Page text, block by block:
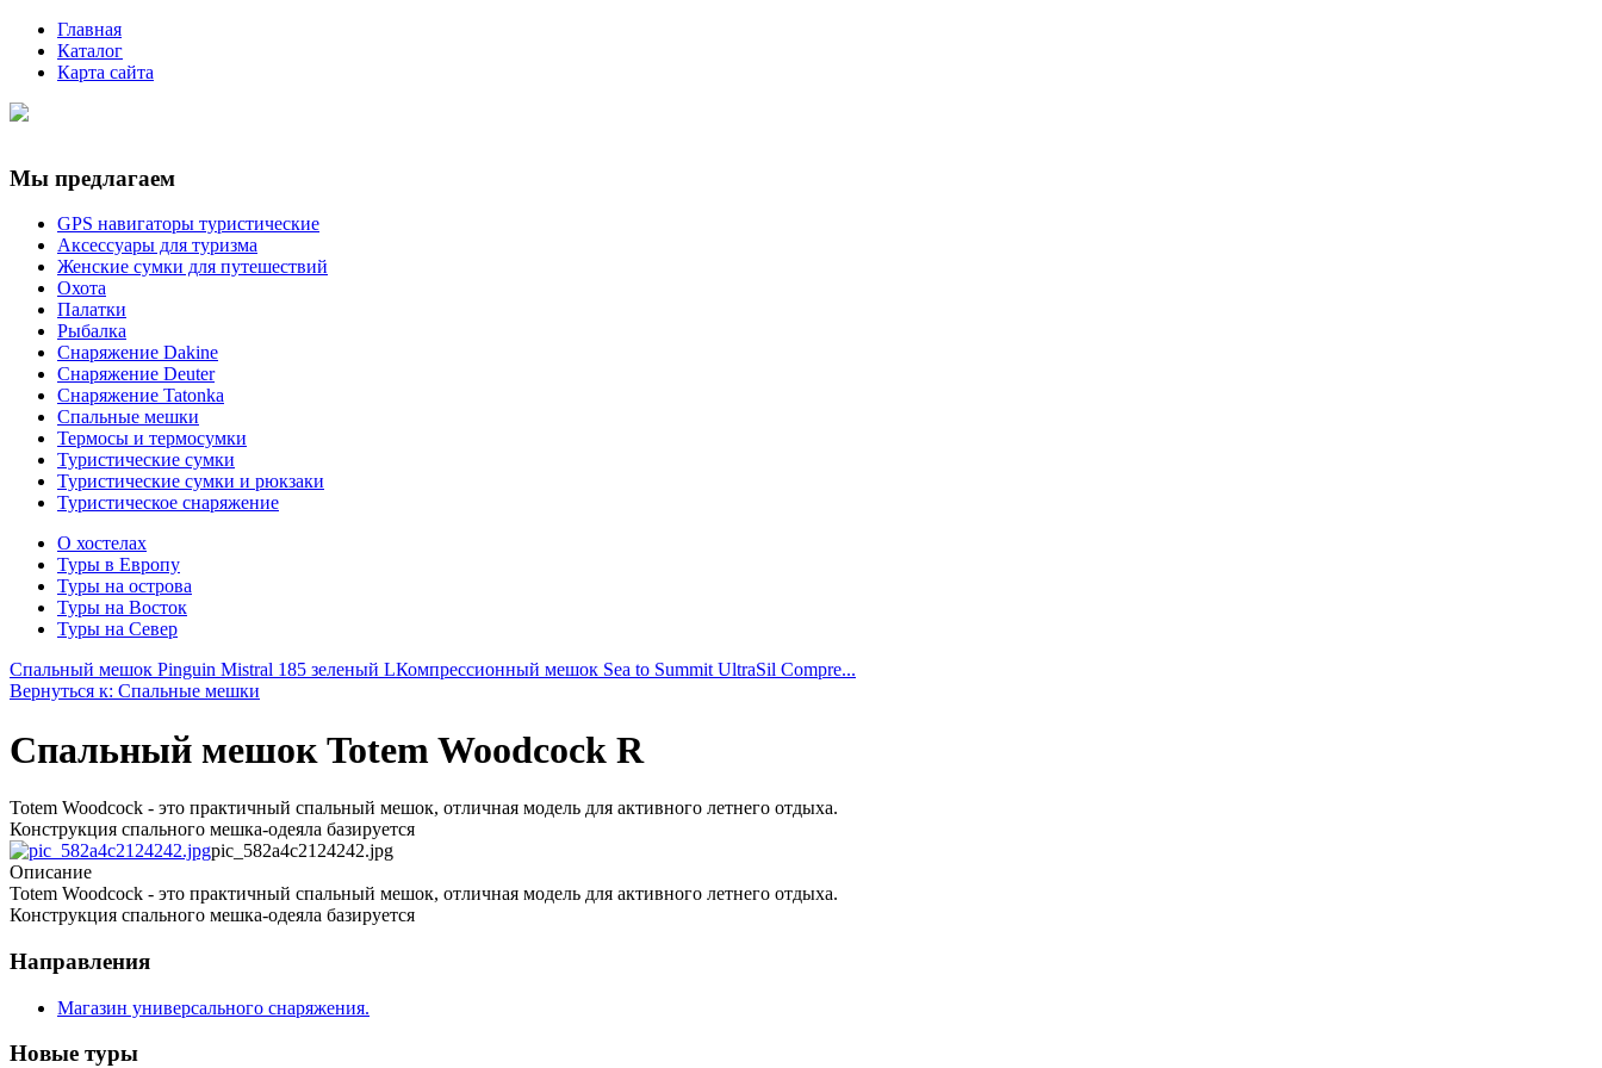
Главная
Каталог
Карта сайта
Мы предлагаем
GPS навигаторы туристические
Аксессуары для туризма
Женские сумки для путешествий
Охота
Палатки
Рыбалка
Снаряжение Dakine
Снаряжение Deuter
Снаряжение Tatonka
Спальные мешки
Термосы и термосумки
Туристические сумки
Туристические сумки и рюкзаки
Туристическое снаряжение
О хостелах
Туры в Европу
Туры на острова
Туры на Восток
Туры на Север
Спальный мешок Pinguin Mistral 185 зеленый LКомпрессионный мешок Sea to Summit UltraSil Compre...
Вернуться к: Спальные мешки
Спальный мешок Totem Woodcock R
Totem Woodcock - это практичный спальный мешок, отличная модель для активного летнего отдыха.
Конструкция спального мешка-одеяла базируется
pic_582a4c2124242.jpg
Описание
Totem Woodcock - это практичный спальный мешок, отличная модель для активного летнего отдыха.
Конструкция спального мешка-одеяла базируется
Направления
Магазин универсального снаряжения.
Новые туры